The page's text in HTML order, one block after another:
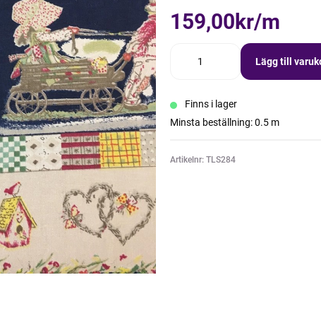
159,00kr/m
Lägg till
Finns i lager
Minsta beställning: 0.5 m
Artikelnr: TLS284